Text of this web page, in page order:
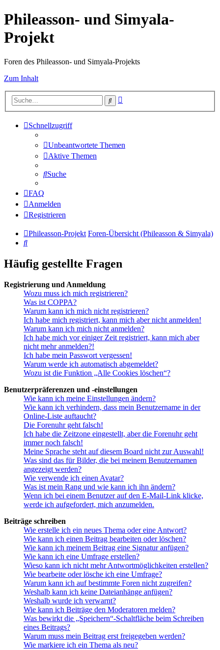
Phileasson- und Simyala-
Projekt
Foren des Phileasson- und Simyala-Projekts
Zum Inhalt
Suche
Schnellzugriff
Unbeantwortete Themen
Aktive Themen
Suche
FAQ
Anmelden
Registrieren
Phileasson-Projekt Foren-Übersicht (Phileasson & Simyala)
Suche
Häufig gestellte Fragen
Registrierung und Anmeldung
Wozu muss ich mich registrieren?
Was ist COPPA?
Warum kann ich mich nicht registrieren?
Ich habe mich registriert, kann mich aber nicht anmelden!
Warum kann ich mich nicht anmelden?
Ich habe mich vor einiger Zeit registriert, kann mich aber
nicht mehr anmelden?!
Ich habe mein Passwort vergessen!
Warum werde ich automatisch abgemeldet?
Wozu ist die Funktion „Alle Cookies löschen“?
Benutzerpräferenzen und -einstellungen
Wie kann ich meine Einstellungen ändern?
Wie kann ich verhindern, dass mein Benutzername in der
Online-Liste auftaucht?
Die Forenuhr geht falsch!
Ich habe die Zeitzone eingestellt, aber die Forenuhr geht
immer noch falsch!
Meine Sprache steht auf diesem Board nicht zur Auswahl!
Was sind das für Bilder, die bei meinem Benutzernamen
angezeigt werden?
Wie verwende ich einen Avatar?
Was ist mein Rang und wie kann ich ihn ändern?
Wenn ich bei einem Benutzer auf den E-Mail-Link klicke,
werde ich aufgefordert, mich anzumelden.
Beiträge schreiben
Wie erstelle ich ein neues Thema oder eine Antwort?
Wie kann ich einen Beitrag bearbeiten oder löschen?
Wie kann ich meinem Beitrag eine Signatur anfügen?
Wie kann ich eine Umfrage erstellen?
Wieso kann ich nicht mehr Antwortmöglichkeiten erstellen?
Wie bearbeite oder lösche ich eine Umfrage?
Warum kann ich auf bestimmte Foren nicht zugreifen?
Weshalb kann ich keine Dateianhänge anfügen?
Weshalb wurde ich verwarnt?
Wie kann ich Beiträge den Moderatoren melden?
Was bewirkt die „Speichern“-Schaltfläche beim Schreiben
eines Beitrags?
Warum muss mein Beitrag erst freigegeben werden?
Wie markiere ich ein Thema als neu?